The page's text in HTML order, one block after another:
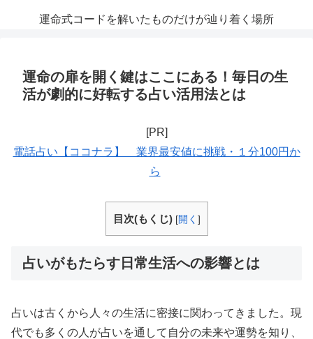
運命式コードを解いたものだけが辿り着く場所
運命の扉を開く鍵はここにある！毎日の生
活が劇的に好転する占い活用法とは
[PR]
電話占い【ココナラ】 業界最安値に挑戦・１分100円か
ら
目次(もくじ) [開く ]
占いがもたらす日常生活への影響とは
占いは古くから人々の生活に密接に関わってきました。現
代でも多くの人が占いを通して自分の未来や運勢を知り、